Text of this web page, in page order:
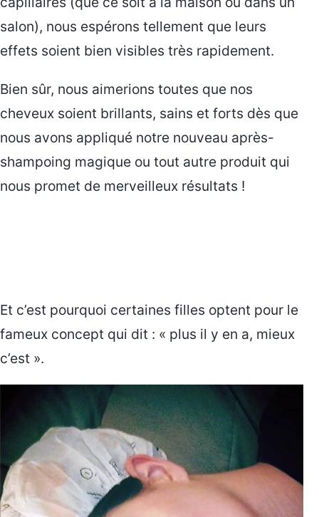
salon), nous espérons tellement que leurs
effets soient bien visibles très rapidement.
Bien sûr, nous aimerions toutes que nos
cheveux soient brillants, sains et forts dès que
nous avons appliqué notre nouveau après-
shampoing magique ou tout autre produit qui
nous promet de merveilleux résultats !
Et c’est pourquoi certaines filles optent pour le
fameux concept qui dit : « plus il y en a, mieux
c’est ».